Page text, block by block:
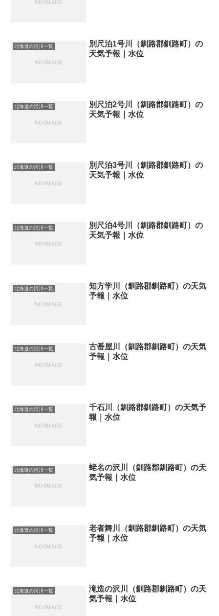
北海道の河川一覧
別尺泊1号川（釧路郡釧路町）の
天気予報｜水位
北海道の河川一覧
別尺泊2号川（釧路郡釧路町）の
天気予報｜水位
北海道の河川一覧
別尺泊3号川（釧路郡釧路町）の
天気予報｜水位
北海道の河川一覧
別尺泊4号川（釧路郡釧路町）の
天気予報｜水位
北海道の河川一覧
知方学川（釧路郡釧路町）の天気
予報｜水位
北海道の河川一覧
古番屋川（釧路郡釧路町）の天気
予報｜水位
北海道の河川一覧
千石川（釧路郡釧路町）の天気予
報｜水位
北海道の河川一覧
蛯名の沢川（釧路郡釧路町）の天
気予報｜水位
北海道の河川一覧
老者舞川（釧路郡釧路町）の天気
予報｜水位
北海道の河川一覧
滝造の沢川（釧路郡釧路町）の天
気予報｜水位